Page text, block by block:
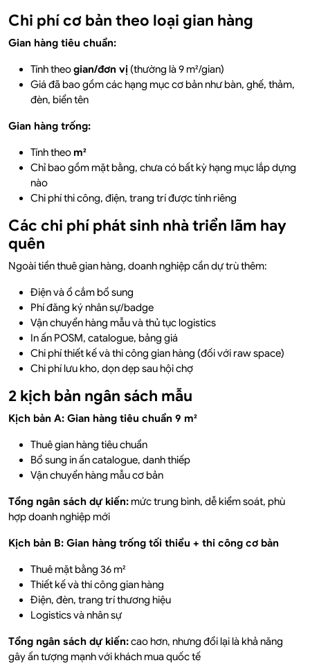
Chi phí cơ bản theo loại gian hàng
Gian hàng tiêu chuẩn:
Tính theogian/đơn vị (thường là 9 m²/gian)
Giá đã bao gồm các hạng mục cơ bản như bàn, ghế, thảm,
đèn, biển tên
Gian hàng trống:
Tính theo m²
Chỉ bao gồm mặt bằng, chưa có bất kỳ hạng mục lắp dựng
nào
Chi phí thi công, điện, trang trí được tính riêng
Các chi phí phát sinh nhà triển lãm hay
quên
Ngoài tiền thuê gian hàng, doanh nghiệp cần dự trù thêm:
Điện và ổ cắm bổ sung
Phí đăng ký nhân sự/badge
Vận chuyển hàng mẫu và thủ tục logistics
In ấn POSM, catalogue, bảng giá
Chi phí thiết kế và thi công gian hàng (đối với raw space)
Chi phí lưu kho, dọn dẹp sau hội chợ
2 kịch bản ngân sách mẫu
Kịch bản A: Gian hàng tiêu chuẩn 9 m²
Thuê gian hàng tiêu chuẩn
Bổ sung in ấn catalogue, danh thiếp
Vận chuyển hàng mẫu cơ bản
Tổng ngân sách dự kiến: mức trung bình, dễ kiểm soát, phù
hợp doanh nghiệp mới
Kịch bản B: Gian hàng trống tối thiểu + thi công cơ bản
Thuê mặt bằng 36 m²
Thiết kế và thi công gian hàng
Điện, đèn, trang trí thương hiệu
Logistics và nhân sự
Tổng ngân sách dự kiến:cao hơn, nhưng đổi lại là khả năng
gây ấn tượng mạnh với khách mua quốc tế